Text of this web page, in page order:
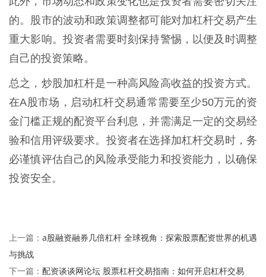
的。股市的波动和政策调整都可能对加杠杆交易产生
重大影响。投资者需要时刻保持警惕，以便及时调整
自己的投资策略。
总之，炒股加杠杆是一种高风险高收益的投资方式。
在A股市场，启动杠杆交易通常需要至少50万元的资
金门槛正规的配资平台利息，并需满足一定的交易经
验和信用评级要求。投资者在选择加杠杆交易时，务
必谨慎评估自己的风险承受能力和投资能力，以确保
投资安全。
上一篇： a股融资融券几倍杠杆 全球视角：探索股票配资世界的机遇
与挑战
下一篇： 配资谈谈网论坛 股票杠杆交易指南：如何开启杠杆交易